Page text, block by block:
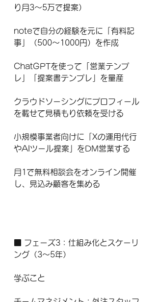
り月3〜5万で提案）
noteで自分の経験を元に「有料記
事」（500〜1000円）を作成
ChatGPTを使って「営業テンプ
レ」「提案書テンプレ」を量産
クラウドソーシングにプロフィール
を載せて見積もり依頼を受ける
小規模事業者向けに「Xの運用代行
やAIツール提案」をDM営業する
月1で無料相談会をオンライン開催
し、見込み顧客を集める
■ フェーズ3：仕組み化とスケーリ
ング（3〜5年）
学ぶこと